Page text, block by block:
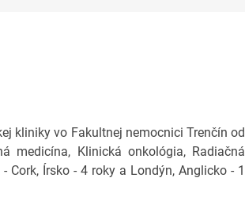
kliniky vo Fakultnej nemocnici Trenčín od
medicína, Klinická onkológia, Radiačná
Írsko - 4 roky a Londýn, Anglicko - 1